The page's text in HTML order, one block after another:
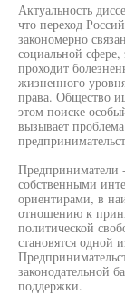
Актуальность
что переход
закономерно
социальной
проходит
жизненного
права. Общество
этом поиске
вызывает
Предприниматели
собственными
ориентирами, в
отношению к
политической
становятся одной
законодательной
поддержки.